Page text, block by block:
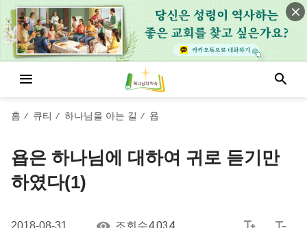
홈 / 큐티 / 하나님을 아는 길 / 욥
욥은 하나님에 대하여 귀로 듣기만
하였다(1)
2018-08-31 조회수4,034